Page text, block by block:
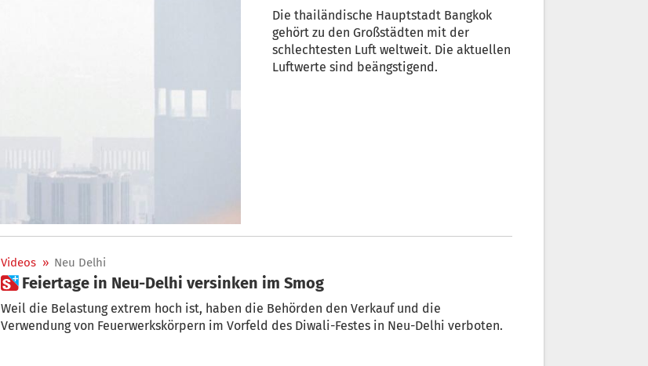
Die thailändische Hauptstadt Bangkok
gehört zu den Großstädten mit der
schlechtesten Luft weltweit. Die aktuellen
Luftwerte sind beängstigend.
Videos » Neu Delhi
 Feiertage in Neu-Delhi versinken im Smog
Weil die Belastung extrem hoch ist, haben die Behörden den Verkauf und die
Verwendung von Feuerwerkskörpern im Vorfeld des Diwali-Festes in Neu-Delhi verboten.